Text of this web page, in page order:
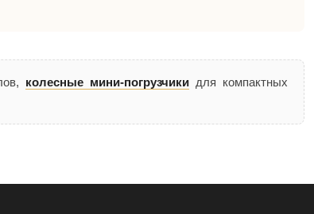
колесные мини-погрузчики для компактных